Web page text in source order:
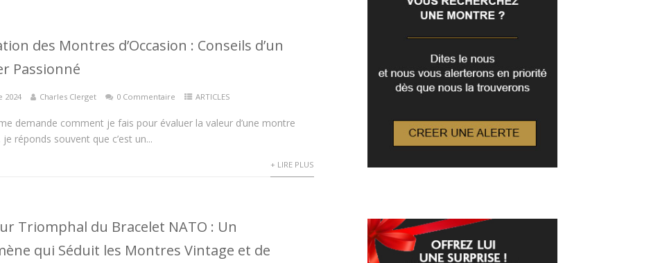
des Montres d’Occasion : Conseils d’un
Passionné
2024 Charles Clerget 0 Commentaire ARTICLES
demande comment je fais pour évaluer la valeur d’une montre
je réponds souvent que c’est un...
+ LIRE PLUS
Triomphal du Bracelet NATO : Un
qui Séduit les Montres Vintage et de